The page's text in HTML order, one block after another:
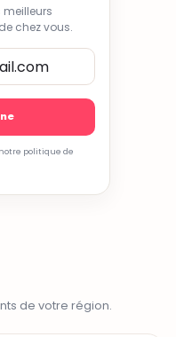
meilleurs
chez vous.
politique de
de votre région.